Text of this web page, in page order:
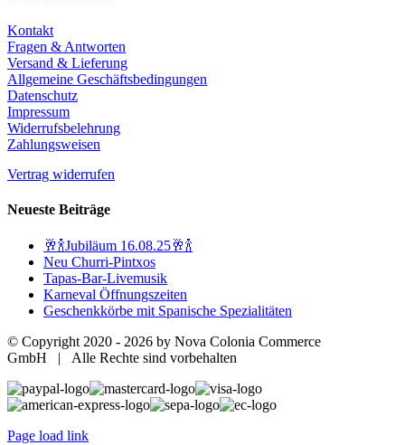
Kontakt
Fragen & Antworten
Versand & Lieferung
Allgemeine Geschäftsbedingungen
Datenschutz
Impressum
Widerrufsbelehrung
Zahlungsweisen
Vertrag widerrufen
Neueste Beiträge
🥂🍾Jubiläum 16.08.25🥂🍾
Neu Churri-Pintxos
Tapas-Bar-Livemusik
Karneval Öffnungszeiten
Geschenkkörbe mit Spanische Spezialitäten
© Copyright 2020 - 2026 by Nova Colonia Commerce
GmbH | Alle Rechte sind vorbehalten
Page load link